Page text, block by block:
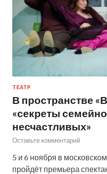
ТЕАТР
В пространстве
«секреты
несчастливых»
Оставьте комментарий
5 и 6 ноября в
пройдёт премьера